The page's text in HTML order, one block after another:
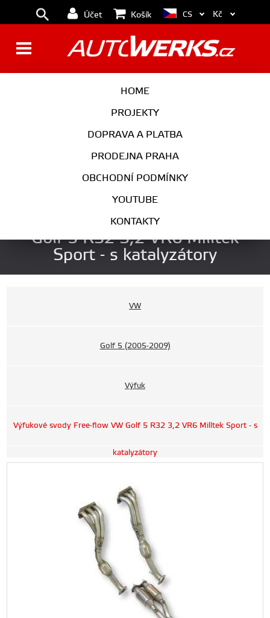
Účet Košík
HOME
PROJEKTY
DOPRAVA A PLATBA
PRODEJNA PRAHA
OBCHODNÍ PODMÍNKY
YOUTUBE
KONTAKTY
CS Kč
PODVOZEK
VÝFUK
INTERIÉR
AUTOKOSMETIKA
Výfukové svody Free-flow VW
Golf 5 R32 3,2 VR6 Milltek
Sport - s katalyzátory
VW
Golf 5 (2005-2009)
Výfuk
Výfukové svody Free-flow VW Golf 5 R32 3,2 VR6 Milltek Sport - s
katalyzátory